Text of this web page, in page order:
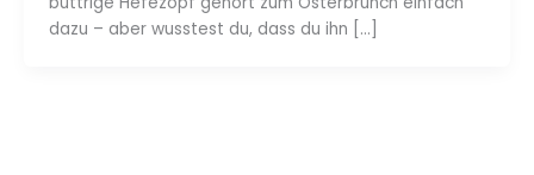
dazu – aber wusstest du, dass du ihn […]